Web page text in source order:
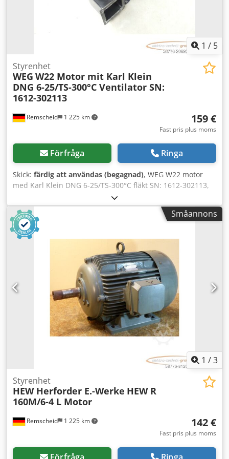
mm. Påbyggnation: Meiller trevägstippflak, 6-cylindrig
motor, differentialspärr. Chodpfx Ahezkh Tqo Ssa
1 / 5
Remscheid 1 225 km
Styrenhet
WEG W22 Motor mit Karl Klein
DNG 6-25/TS-300°C Ventilator SN:
1612-302113
159 €
Fast pris plus moms
Förfråga Ringa
Skick: färdig att användas (begagnad), WEG W22 motor
med Karl Klein DNG 6-25/TS-300°C fläkt SN: 1612-302113,
begagnad, i gott skick, 100 % fungerande,
leveransomfattning enligt bilderna. Chjdpsx Dwinjfx Ah
Soa
Småannons
1 /3
Remscheid 1 225 km
Styrenhet
HEW Herforder E.-Werke HEW R
160M/6-4 L Motor
142 €
Fast pris plus moms